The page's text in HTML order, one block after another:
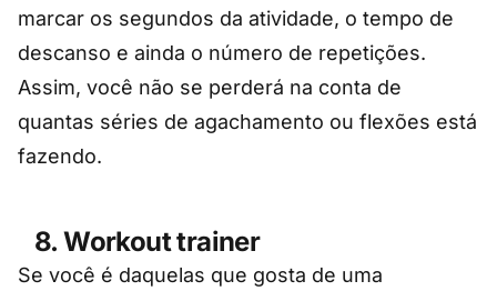
marcar os segundos da atividade, o tempo de
descanso e ainda o número de repetições.
Assim, você não se perderá na conta de
quantas séries de agachamento ou flexões está
fazendo.
8. Workout trainer
Se você é daquelas que gosta de uma